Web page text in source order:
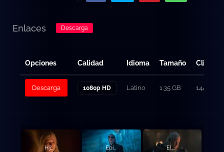
Enlaces Descarga
Opciones Calidad Idioma Tamaño Clicks
Descarga 1080p HD Latino 1.35 GB 144
Hijo por hijo Episodio 2 El molino ardiente